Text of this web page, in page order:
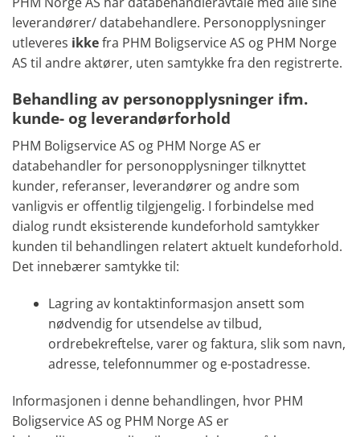
leverandører/ databehandlere. Personopplysninger
utleveres ikkefra PHM Boligservice AS og PHM Norge
AS til andre aktører, uten samtykke fra den registrerte.
Behandling av personopplysninger ifm.
kunde- og leverandørforhold
PHM Boligservice AS og PHM Norge AS er
databehandler for personopplysninger tilknyttet
kunder, referanser, leverandører og andre som
vanligvis er offentlig tilgjengelig. I forbindelse med
dialog rundt eksisterende kundeforhold samtykker
kunden til behandlingen relatert aktuelt kundeforhold.
Det innebærer samtykke til:
Lagring av kontaktinformasjon ansett som
nødvendig for utsendelse av tilbud,
ordrebekreftelse, varer og faktura, slik som navn,
adresse, telefonnummer og e-postadresse.
Informasjonen i denne behandlingen, hvor PHM
Boligservice AS og PHM Norge AS er